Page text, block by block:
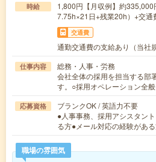
時給
1,800円【月収例】約
7.75h×21日+残業20h）+交通
交通費
通勤交通費の支給あり（当社
仕事内容
総務・人事・労務
会社全体の採用を担当する部
す。○採用オペレーション全
応募資格
ブランクOK / 英語力不要
●人事事務、採用アシスタン
る方●メール対応の経験があ
職場の雰囲気